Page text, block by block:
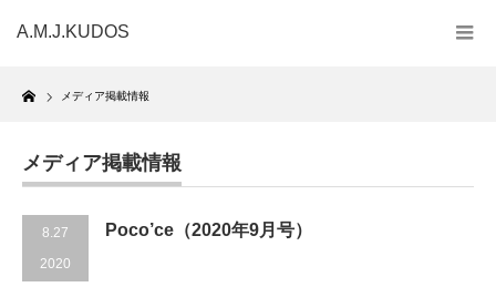
A.M.J.KUDOS
Home
メディア掲載情報
メディア掲載情報
8.27
2020
Poco’ce（2020年9月号）